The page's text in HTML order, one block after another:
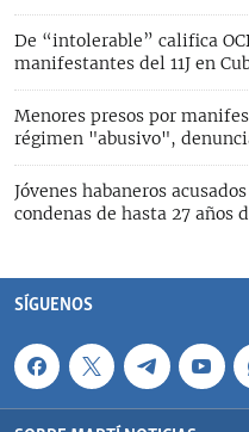
De “intolerable” califica
manifestantes del 11J en
Menores presos por
régimen "abusivo",
Jóvenes habaneros
condenas de hasta 27 años
SÍGUENOS